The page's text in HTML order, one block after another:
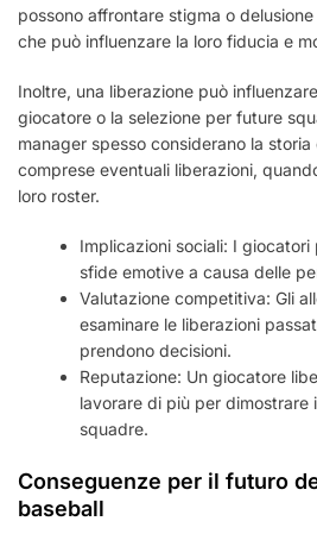
possono affrontare stigma o
che può influenzare la loro fiducia e
Inoltre, una liberazione può
giocatore o la selezione per future
manager spesso considerano la
comprese eventuali liberazioni,
loro roster.
Implicazioni sociali: I
sfide emotive a causa delle
Valutazione competitiva: Gli
esaminare le liberazioni
prendono decisioni.
Reputazione: Un giocatore
lavorare di più per dimostrare
squadre.
Conseguenze per il futuro
baseball